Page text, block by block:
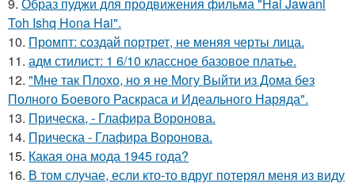
9. Образ пуджи для продвижения фильма "Hai Jawani
Toh Ishq Hona Hai".
10. Промпт: создай портрет, не меняя черты лица.
11. адм стилист: 1 6/10 классное базовое платье.
12. "Мне так Плохо, но я не Могу Выйти из Дома без
Полного Боевого Раскраса и Идеального Наряда".
13. Прическа, - Глафира Воронова.
14. Прическа - Глафира Воронова.
15. Какая она мода 1945 года?
16. В том случае, если кто-то вдруг потерял меня из виду